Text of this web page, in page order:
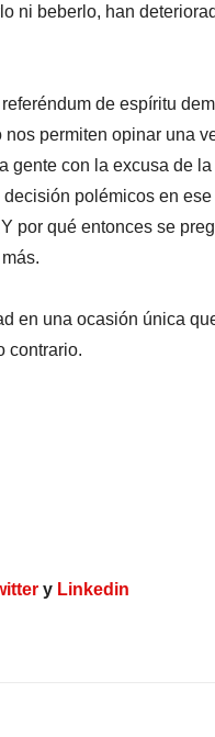
ni beberlo, han
de espíritu
permiten opinar una
gente con la excusa de
polémicos en
por qué entonces se
en una ocasión única
contrario.
y Linkedin